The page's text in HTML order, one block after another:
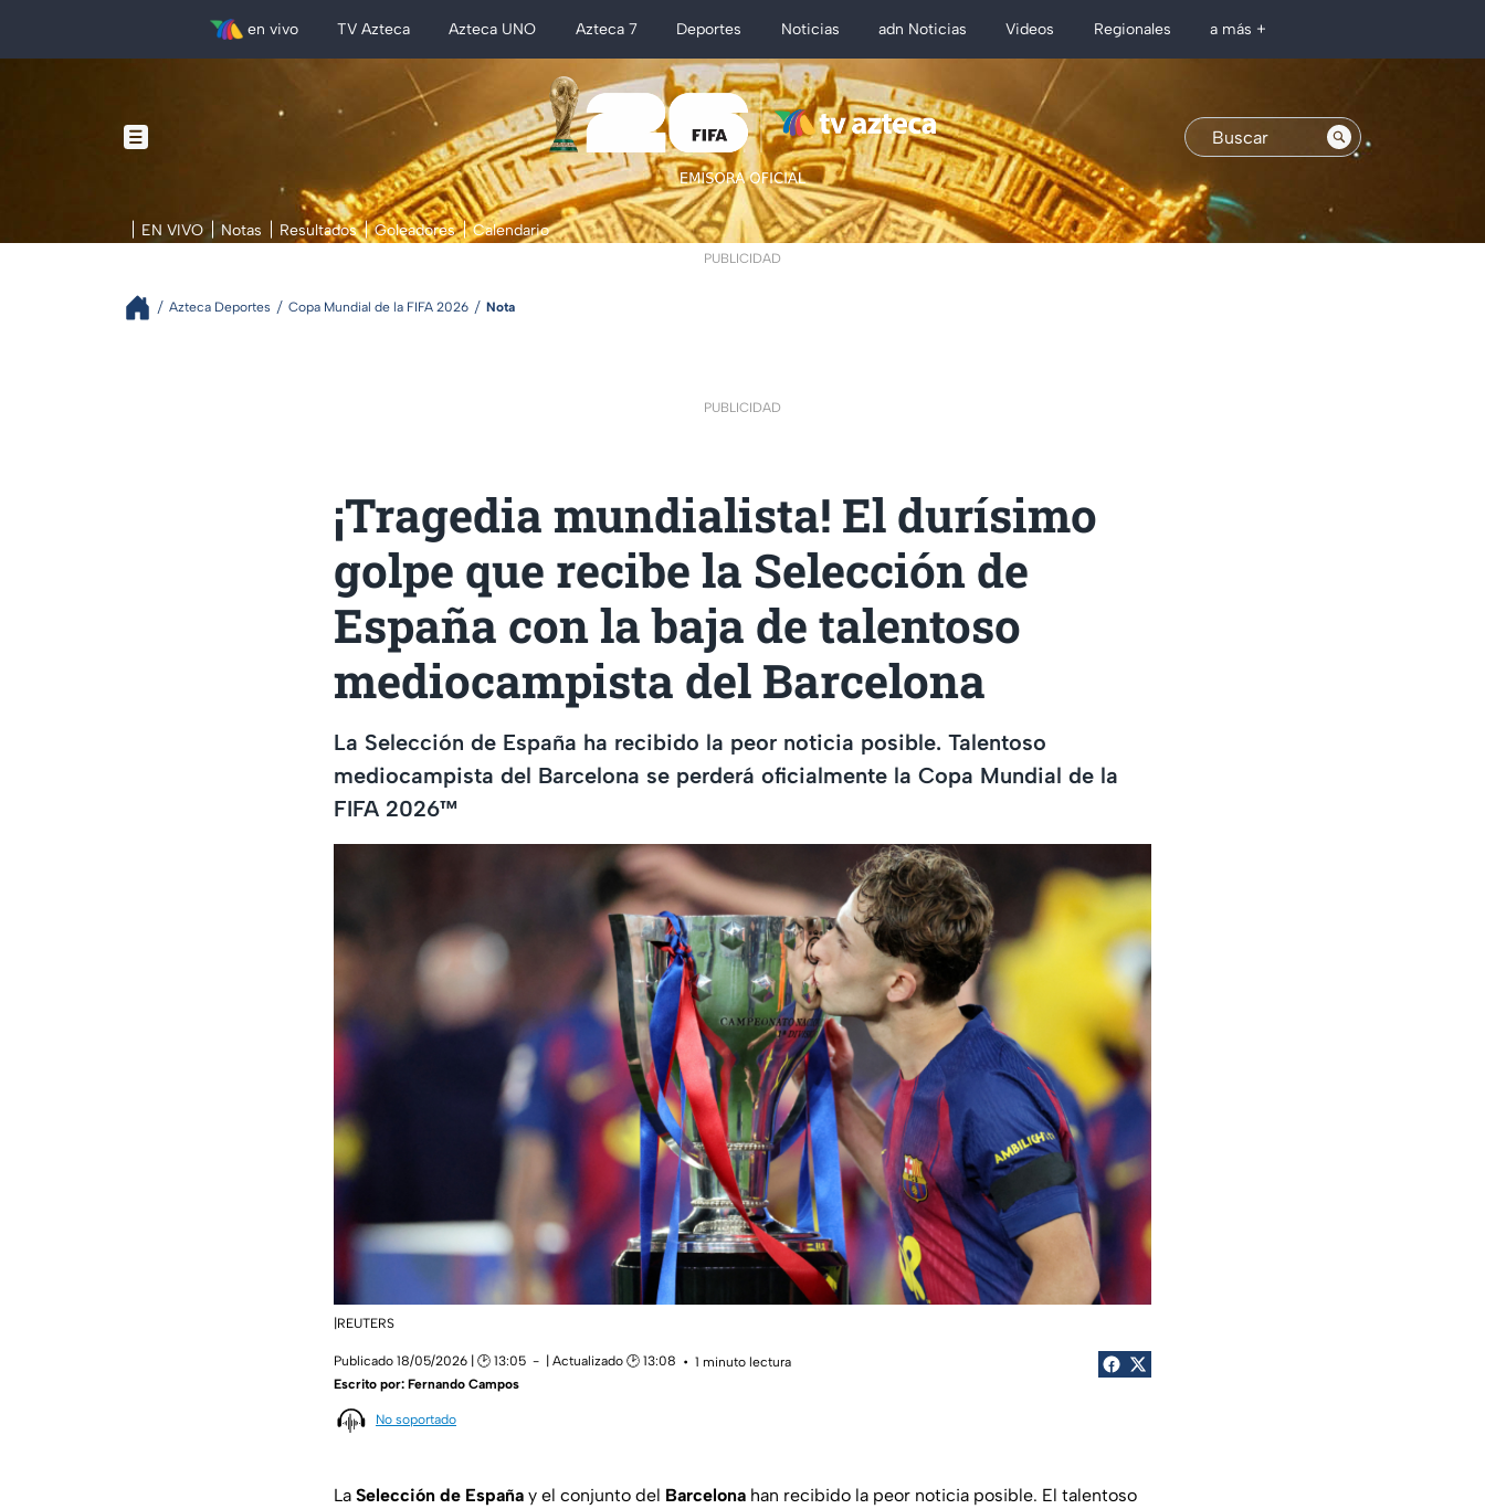
en vivo TV Azteca Azteca UNO Azteca 7 Deportes Noticias adn Noticias Videos Regionales a más +
EN VIVO Notas Resultados Goleadores Calendario
PUBLICIDAD
Azteca Deportes Copa Mundial de la FIFA 2026 Nota
PUBLICIDAD
¡Tragedia mundialista! El durísimo
golpe que recibe la Selección de
España con la baja de talentoso
mediocampista del Barcelona
La Selección de España ha recibido la peor noticia posible. Talentoso
mediocampista del Barcelona se perderá oficialmente la Copa Mundial de la
FIFA 2026™
|REUTERS
Publicado 18/05/2026 | 🕑 13:05 | Actualizado 🕑 13:08
1 minuto lectura
Escrito por: Fernando Campos
No soportado
La Selección de España y el conjunto del Barcelona han recibido la peor noticia posible. El talentoso